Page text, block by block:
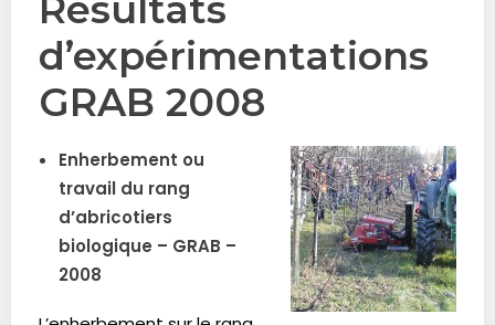
d’expérimentations
GRAB 2008
Enherbement ou
travail du rang
d’abricotiers
biologique – GRAB –
2008